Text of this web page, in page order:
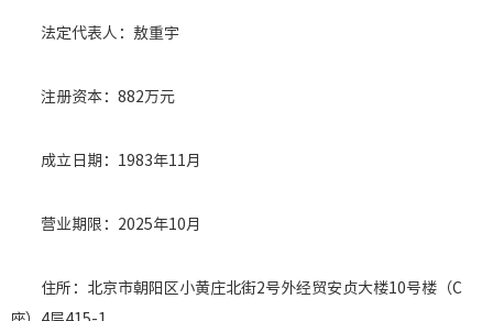
法定代表人：敖重宇
注册资本：882万元
成立日期：1983年11月
营业期限：2025年10月
住所：北京市朝阳区小黄庄北街2号外经贸安贞大楼10号楼（C